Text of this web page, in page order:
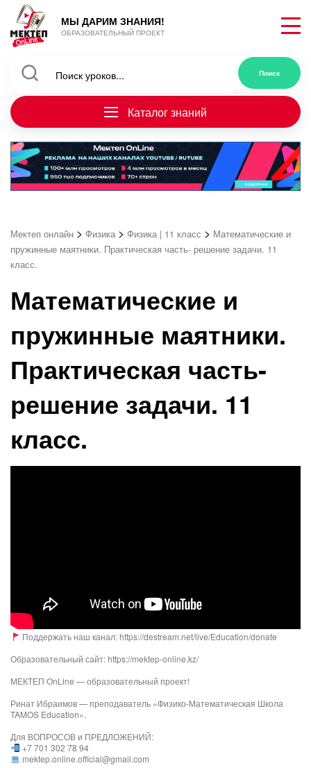
МЫ ДАРИМ ЗНАНИЯ!
ОБРАЗОВАТЕЛЬНЫЙ ПРОЕКТ
Каталог знаний
Мектеп онлайн > Физика > Физика | 11 класс > Математические и
пружинные маятники. Практическая часть- решение задачи. 11
класс.
Математические и
пружинные маятники.
Практическая часть-
решение задачи. 11
класс.
Поддержать наш канал: https://destream.net/live/Education/donate
Образовательный сайт: https://mektep-online.kz/
МЕКТЕП OnLine — образовательный проект!
Ринат Ибраимов — преподаватель «Физико-Математическая Школа
TAMOS Education».
Для ВОПРОСОВ и ПРЕДЛОЖЕНИЙ:
+7 701 302 78 94
mektep.online.official@gmail.com